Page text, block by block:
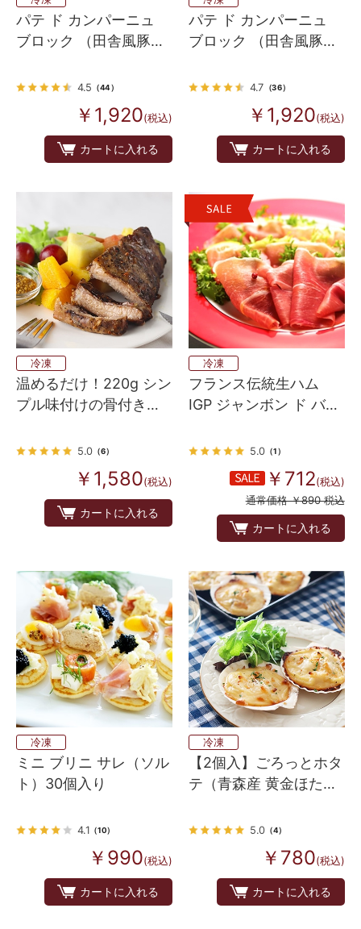
パテ ド カンパーニュ
ブロック （田舎風豚肉
4.5 （44）
￥1,920(税込)
カートに入れる
パテ ド カンパーニュ
ブロック （田舎風豚肉
ック
4.7 （36）
￥1,920(税込)
カートに入れる
冷凍
温めるだけ！220g シン
プル味付けの骨付き豚
ズ （スペアリブ）
5.0（6）
￥1,580(税込)
カートに入れる
冷凍
フランス伝統生ハム
IGP ジャンボン ド バイ
5.0（1）
￥712(税込)
通常価格 ￥890 税込
カートに入れる
冷凍
ミニ ブリニ サレ（ソル
ト）30個入り
4.1 （10）
￥990(税込)
カートに入れる
冷凍
【2個入】ごろっとホタ
テ（青森産 黄金ほた
タン）
5.0（4）
￥780(税込)
カートに入れる